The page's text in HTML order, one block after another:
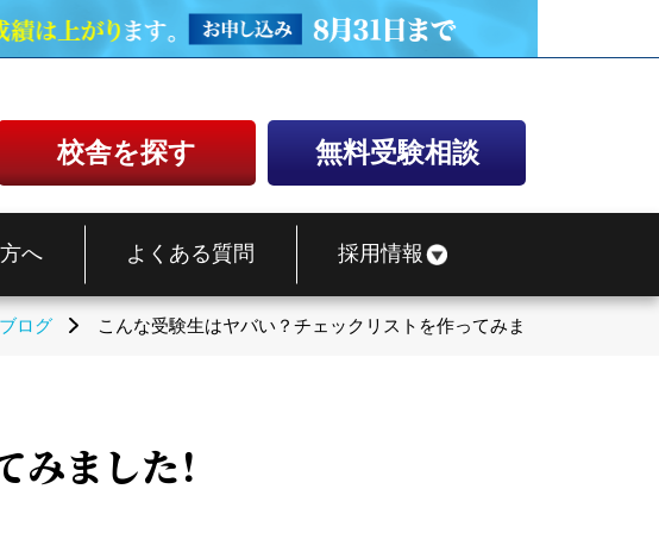
校舎を探す 無料受験相談
へ よくある質問 採用情報
ブログ こんな受験生はヤバい？チェックリストを作ってみました！
ました！